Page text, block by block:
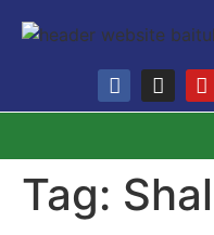
Tag: